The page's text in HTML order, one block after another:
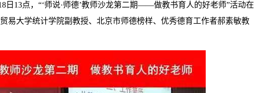
日13点， “‘师说·师德’教师沙龙第二期——做教书育人的好老师”活动在
易大学统计学院副教授、北京市师德榜样、优秀德育工作者郝素敏教